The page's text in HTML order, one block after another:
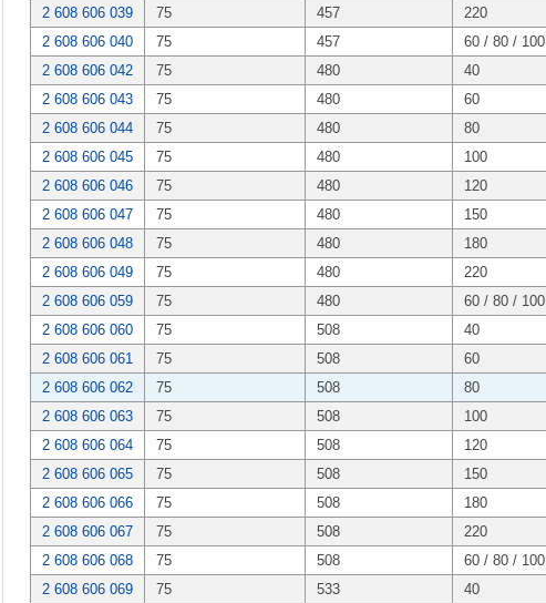
2 608 606 039
75 457 220
2 608 606 040
75 457 60 / 80 / 100
2 608 606 042
75 480 40
2 608 606 043
75 480 60
2 608 606 044
75 480 80
2 608 606 045
75 480 100
2 608 606 046
75 480 120
2 608 606 047
75 480 150
2 608 606 048
75 480 180
2 608 606 049
75 480 220
2 608 606 059
75 480 60 / 80 / 100
2 608 606 060
75 508 40
2 608 606 061
75 508 60
2 608 606 062
75 508 80
2 608 606 063
75 508 100
2 608 606 064
75 508 120
2 608 606 065
75 508 150
2 608 606 066
75 508 180
2 608 606 067
75 508 220
2 608 606 068
75 508 60 / 80 / 100
2 608 606 069
75 533 40